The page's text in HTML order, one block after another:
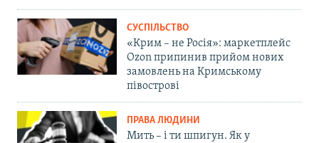
СУСПІЛЬСТВО
«Крим – не Росія»: маркетплейс
Ozon припинив прийом нових
замовлень на Кримському
півострові
ПРАВА ЛЮДИНИ
Мить – і ти шпигун. Як у